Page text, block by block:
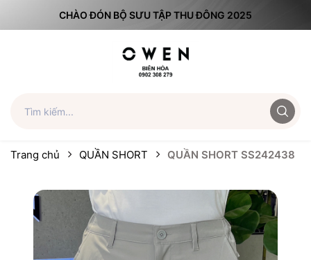
CHÀO ĐÓN BỘ SƯU TẬP THU ĐÔNG 2025
Trang chủ QUẦN SHORT QUẦN SHORT SS242438